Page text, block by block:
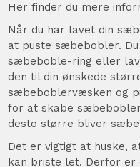
Her finder du mere
Når du har lavet din
at puste sæbebobler.
sæbeboble-ring eller
den til din ønskede
sæbeboblervæsken og
for at skabe
desto større bliver
Det er vigtigt at huske,
kan briste let. Derfor er